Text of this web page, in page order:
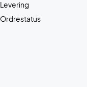
Levering
Ordrestatus